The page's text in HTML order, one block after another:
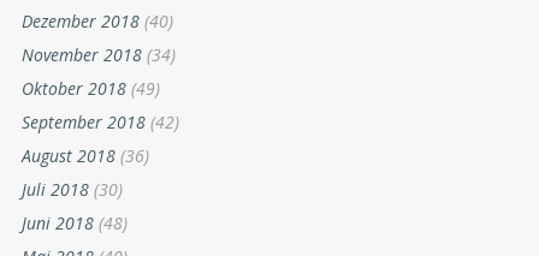
Dezember 2018 (40)
November 2018 (34)
Oktober 2018 (49)
September 2018 (42)
August 2018 (36)
Juli 2018 (30)
Juni 2018 (48)